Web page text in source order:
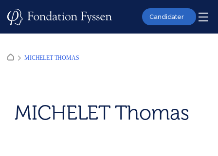
Candidater
MICHELET THOMAS
MICHELET Thomas